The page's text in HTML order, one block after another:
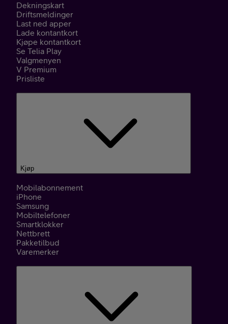
Dekningskart
Driftsmeldinger
Last ned apper
Lade kontantkort
Kjøpe kontantkort
Se Telia Play
Valgmenyen
V Premium
Prisliste
Kjøp
Mobilabonnement
iPhone
Samsung
Mobiltelefoner
Smartklokker
Nettbrett
Pakketilbud
Varemerker